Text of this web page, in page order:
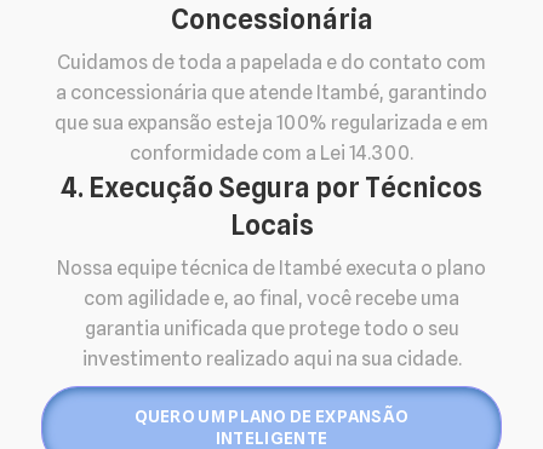
Concessionária
Cuidamos de toda a papelada e do contato com
a concessionária que atende Itambé, garantindo
que sua expansão esteja 100% regularizada e em
conformidade com a Lei 14.300.
4. Execução Segura por Técnicos
Locais
Nossa equipe técnica de Itambé executa o plano
com agilidade e, ao final, você recebe uma
garantia unificada que protege todo o seu
investimento realizado aqui na sua cidade.
QUERO UM PLANO DE EXPANSÃO
INTELIGENTE